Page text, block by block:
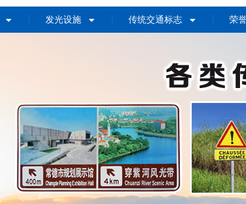
发光设施 传统交通标志 荣